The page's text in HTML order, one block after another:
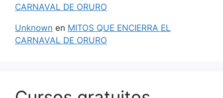
CARNAVAL DE ORURO
Unknown en MITOS QUE ENCIERRA EL
CARNAVAL DE ORURO